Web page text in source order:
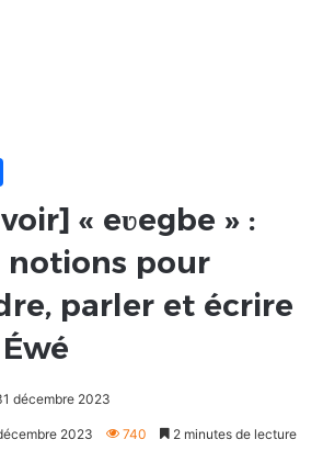
« eʋegbe » :
notions pour
parler et écrire
décembre 2023
2023 740 2 minutes de lecture